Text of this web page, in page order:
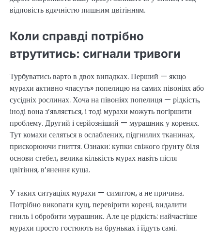
відповість вдячністю пишним цвітінням.
Коли справді потрібно
втрутитись: сигнали тривоги
Турбуватись варто в двох випадках. Перший — якщо
мурахи активно «пасуть» попелицю на самих півоніях або
сусідніх рослинах. Хоча на півоніях попелиця — рідкість,
іноді вона з’являється, і тоді мурахи можуть погіршити
проблему. Другий і серйозніший — мурашник у коренях.
Тут комахи селяться в ослаблених, підгнилих тканинах,
прискорюючи гниття. Ознаки: купки свіжого ґрунту біля
основи стебел, велика кількість мурах навіть після
цвітіння, в’янення куща.
У таких ситуаціях мурахи — симптом, а не причина.
Потрібно викопати кущ, перевірити корені, видалити
гниль і обробити мурашник. Але це рідкість: найчастіше
мурахи просто гостюють на бруньках і йдуть самі.